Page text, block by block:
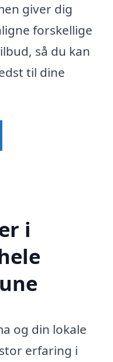
giver dig
forskellige
så du kan
til dine
i
og din lokale
erfaring i